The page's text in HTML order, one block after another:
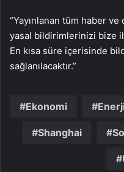
“Yayınlanan tüm haber
yasal bildirimlerinizi bize
En kısa süre içerisinde
sağlanılacaktır.”
Ekonomi
Shanghai